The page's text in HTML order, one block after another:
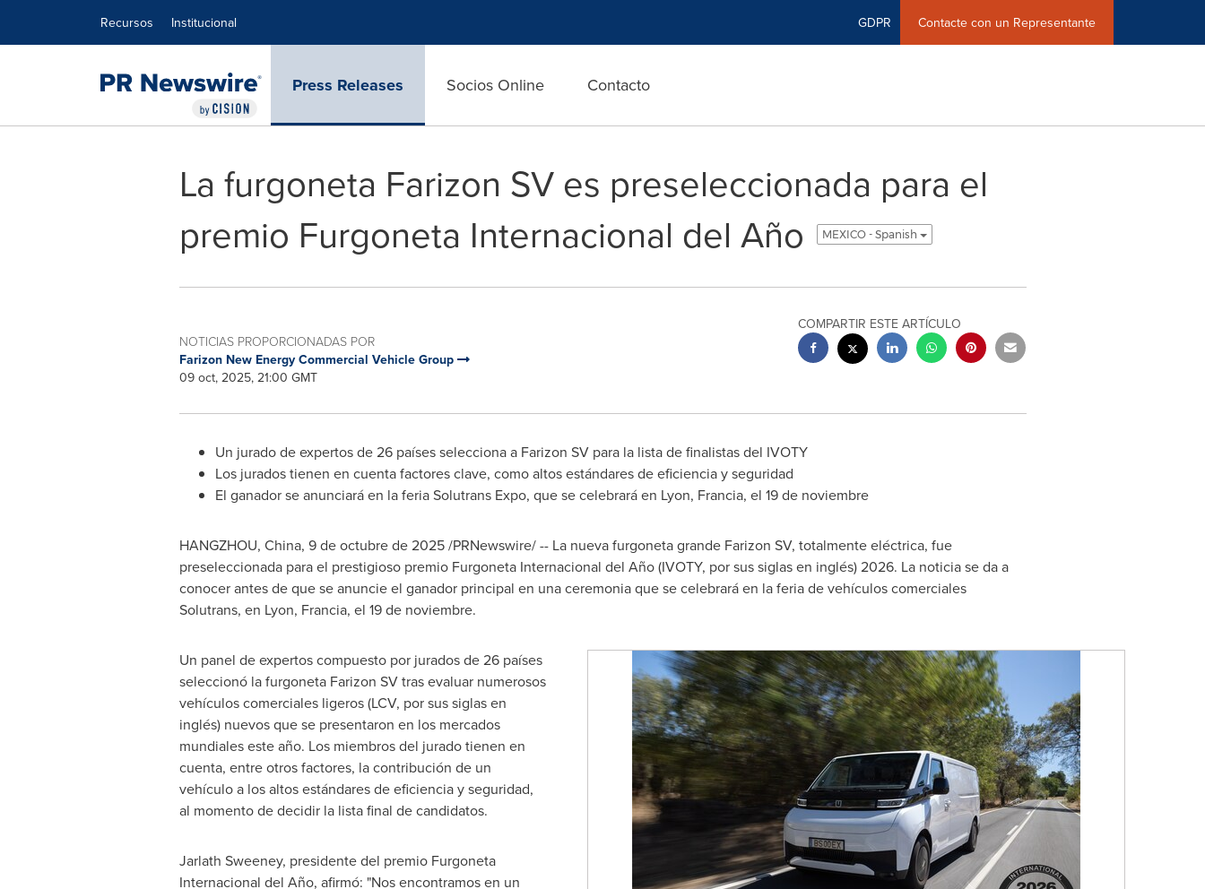
Recursos Institucional GDPR Contacte con un Representante
Press Releases Socios Online Contacto
La furgoneta Farizon SV es preseleccionada para el
premio Furgoneta Internacional del Año
MEXICO - Spanish
NOTICIAS PROPORCIONADAS POR
Farizon New Energy Commercial Vehicle Group
09 oct, 2025, 21:00 GMT
COMPARTIR ESTE ARTÍCULO
Un jurado de expertos de 26 países selecciona a Farizon SV para la lista de finalistas del IVOTY
Los jurados tienen en cuenta factores clave, como altos estándares de eficiencia y seguridad
El ganador se anunciará en la feria Solutrans Expo, que se celebrará en Lyon, Francia, el 19 de noviembre
HANGZHOU, China, 9 de octubre de 2025/PRNewswire/ -- La nueva furgoneta grande Farizon SV, totalmente eléctrica, fue
preseleccionada para el prestigioso premio Furgoneta Internacional del Año (IVOTY, por sus siglas en inglés) 2026. La noticia se da a
conocer antes de que se anuncie el ganador principal en una ceremonia que se celebrará en la feria de vehículos comerciales
Solutrans, en Lyon, Francia, el 19 de noviembre.
Un panel de expertos compuesto por jurados de 26 países
seleccionó la furgoneta Farizon SV tras evaluar numerosos
vehículos comerciales ligeros (LCV, por sus siglas en
inglés) nuevos que se presentaron en los mercados
mundiales este año. Los miembros del jurado tienen en
cuenta, entre otros factores, la contribución de un
vehículo a los altos estándares de eficiencia y seguridad,
al momento de decidir la lista final de candidatos.
Jarlath Sweeney, presidente del premio Furgoneta
Internacional del Año, afirmó: "Nos encontramos en un